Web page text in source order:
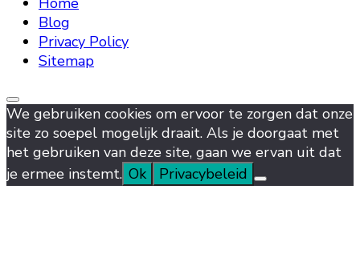
Blog
Privacy Policy
Sitemap
We gebruiken cookies om ervoor te zorgen dat onze
site zo soepel mogelijk draait. Als je doorgaat met
het gebruiken van deze site, gaan we ervan uit dat
je ermee instemt. Ok Privacybeleid